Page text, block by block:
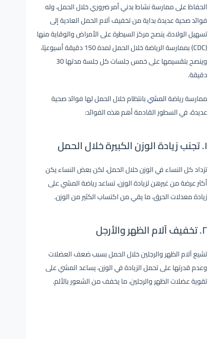
الحفاظ على ممارسة نشاط بدني أمر ضروري خلال الحمل، وله
فوائد صحية عديدة بداية من تخفيف آلام الحمل العادية إلى
تسهيل الولادة، ينصح مركز السيطرة على الأمراض والوقاية منها
(CDC) بممارسة الرياضة خلال الحمل لمدة 150 دقيقة أسبوعيًا،
وينصح بتقسيمها على خمس جلسات كل جلسة مدتها 30
دقيقة.
ممارسة رياضةالمشيبانتظام خلال الحمل لها فوائد صحية
عديدة، في السطور القادمة أهم هذه الفوائد:
١. تجنب زيادة الوزن الكبيرة خلال الحمل
تزداد كل النساء في الوزن خلال الحمل، لكن بعض النساء يكن
أكثر عرضة من غيرهن لزيادة الوزن، تساعد رياضة المشي على
زيادة معدلات الحرق، ما يقي من اكتساب الكثير من الوزن.
٢. تخفيف آلام الظهر والأرجل
تشيع آلام الظهر والرجلين خلال الحمل بسبب ضعف العضلات
وعدم قدرتها على تحمل الزيادة في الوزن، يساعد المشي على
تقوية عضلات الظهر والرجلين، ما يخفف من الشعور بالألم.